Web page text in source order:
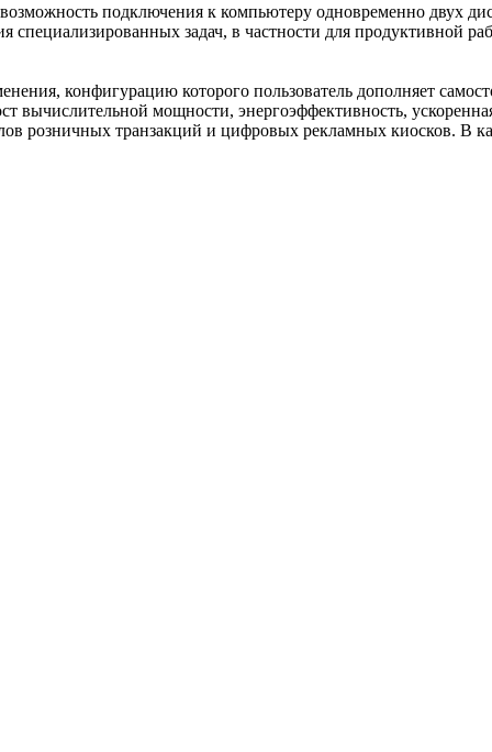
подключения к компьютеру одновременно двух
задач, в частности для продуктивной
конфигурацию которого пользователь дополняет
вычислительной мощности, энергоэффективность,
розничных транзакций и цифровых рекламных киосков. В